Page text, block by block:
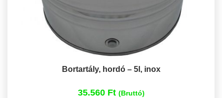
Bortartály, hordó – 5l, inox
35.560 Ft (Bruttó)